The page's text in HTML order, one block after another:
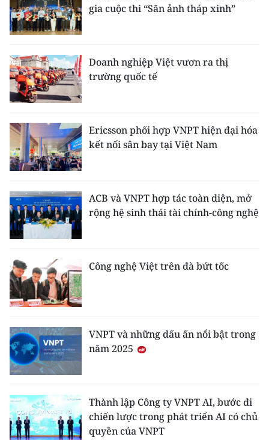
THẾ GIỚI
GIÁO DỤC
KHOA HỌC - CÔNG NGHỆ
MÔI TRƯỜNG
BẠN ĐỌC
KIỂM CHỨNG THÔNG TIN
54 DÂN TỘC VIỆT NAM
CHƯƠNG TRÌNH OCOP - MỖI XÃ
MỘT SẢN PHẨM
RADIO
MEDIA CENTER
E-Magazine
gia cuộc thi “Săn ảnh tháp xinh”
Doanh nghiệp Việt vươn ra thị
trường quốc tế
Ericsson phối hợp VNPT hiện đại hóa
kết nối sân bay tại Việt Nam
ACB và VNPT hợp tác toàn diện, mở
rộng hệ sinh thái tài chính-công nghệ
Công nghệ Việt trên đà bứt tốc
VNPT và những dấu ấn nổi bật trong
năm 2025
Thành lập Công ty VNPT AI, bước đi
chiến lược trong phát triển AI có chủ
quyền của VNPT